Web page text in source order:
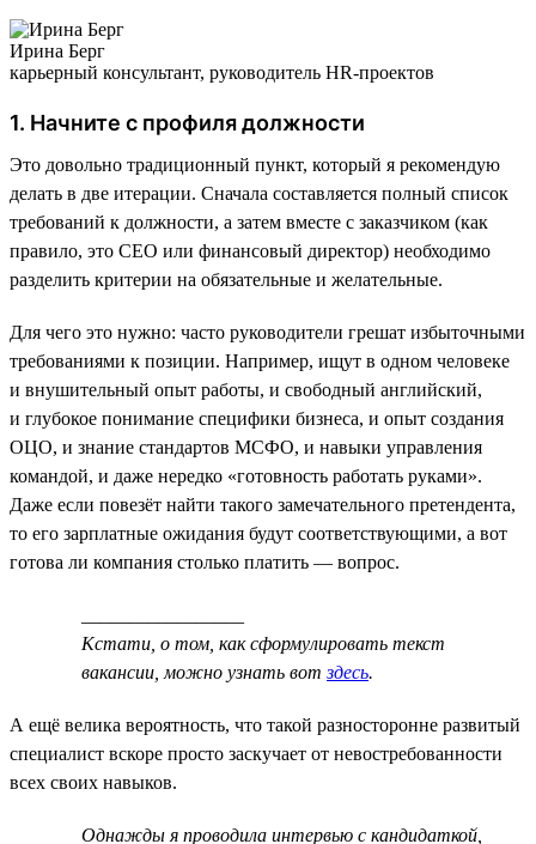
Ирина Берг
карьерный консультант, руководитель HR-проектов
1. Начните с профиля должности
Это довольно традиционный пункт, который я рекомендую
делать в две итерации. Сначала составляется полный список
требований к должности, а затем вместе с заказчиком (как
правило, это СЕО или финансовый директор) необходимо
разделить критерии на обязательные и желательные.
Для чего это нужно: часто руководители грешат избыточными
требованиями к позиции. Например, ищут в одном человеке
и внушительный опыт работы, и свободный английский,
и глубокое понимание специфики бизнеса, и опыт создания
ОЦО, и знание стандартов МСФО, и навыки управления
командой, и даже нередко «готовность работать руками».
Даже если повезёт найти такого замечательного претендента,
то его зарплатные ожидания будут соответствующими, а вот
готова ли компания столько платить — вопрос.
Кстати, о том, как сформулировать текст
вакансии, можно узнать вотздесь.
А ещё велика вероятность, что такой разносторонне развитый
специалист вскоре просто заскучает от невостребованности
всех своих навыков.
Однажды я проводила интервью с кандидаткой,